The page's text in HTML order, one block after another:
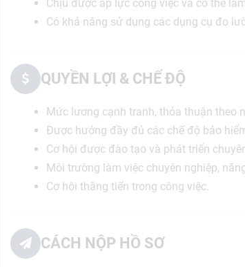
Chịu được áp lực công việc và có thể
Có khả năng sử dụng các dụng cụ đo
QUYỀN LỢI & CHẾ ĐỘ
Mức lương cạnh tranh, thỏa thuận theo
Được hưởng đầy đủ các chế độ bảo
Cơ hội được đào tạo và phát triển
Môi trường làm việc chuyên nghiệp,
Cơ hội thăng tiến trong công việc.
CÁCH NỘP HỒ SƠ